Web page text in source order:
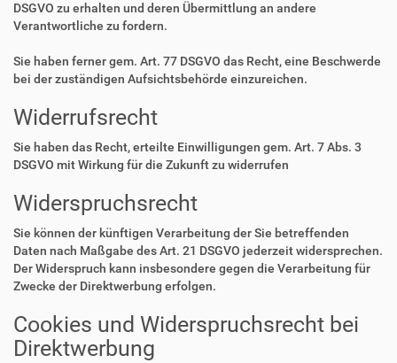
DSGVO zu erhalten und deren Übermittlung an andere
Verantwortliche zu fordern.
Sie haben ferner gem. Art. 77 DSGVO das Recht, eine Beschwerde
bei der zuständigen Aufsichtsbehörde einzureichen.
Widerrufsrecht
Sie haben das Recht, erteilte Einwilligungen gem. Art. 7 Abs. 3
DSGVO mit Wirkung für die Zukunft zu widerrufen
Widerspruchsrecht
Sie können der künftigen Verarbeitung der Sie betreffenden
Daten nach Maßgabe des Art. 21 DSGVO jederzeit widersprechen.
Der Widerspruch kann insbesondere gegen die Verarbeitung für
Zwecke der Direktwerbung erfolgen.
Cookies und Widerspruchsrecht bei
Direktwerbung